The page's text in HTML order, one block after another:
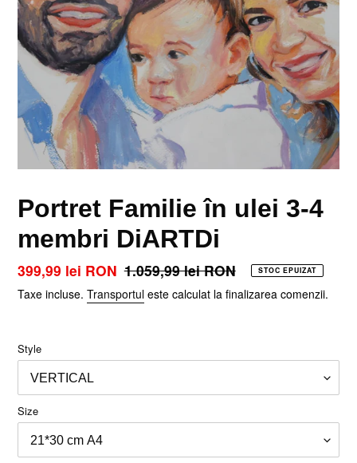
Portret Familie în ulei 3-4
membri DiARTDi
Preț
la
399,99 lei RON Preț
obișnuit
1.059,99 lei RON STOC EPUIZAT
Taxe incluse. Transportul este calculat la finalizarea comenzii.
Style
Size